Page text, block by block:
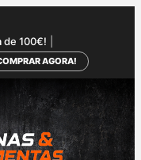
de 100€!
AGORA!